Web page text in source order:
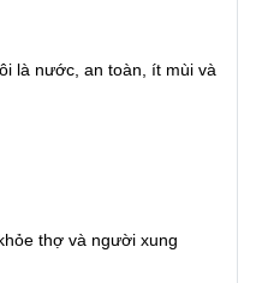
là nước, an toàn, ít mùi và
thợ và người xung